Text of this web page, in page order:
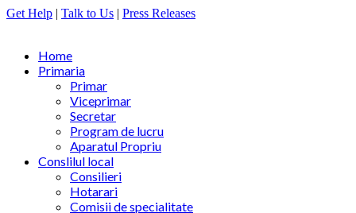
Get Help | Talk to Us | Press Releases
Home
Primaria
Primar
Viceprimar
Secretar
Program de lucru
Aparatul Propriu
Conslilul local
Consilieri
Hotarari
Comisii de specialitate